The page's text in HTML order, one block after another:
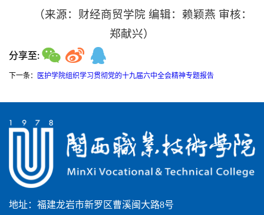
（来源：财经商贸学院 编辑：赖颖燕 审核：
郑献兴）
分享至:
下一条： 医护学院组织学习贯彻党的十九届六中全会精神专题报告
地址：福建龙岩市新罗区曹溪闽大路8号